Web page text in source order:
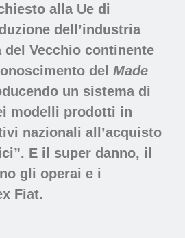
alla Ue di
dell’industria
Vecchio continente
del Made
un sistema di
modelli prodotti in
nazionali all’acquisto
E il super danno, il
gli operai e i
Fiat.